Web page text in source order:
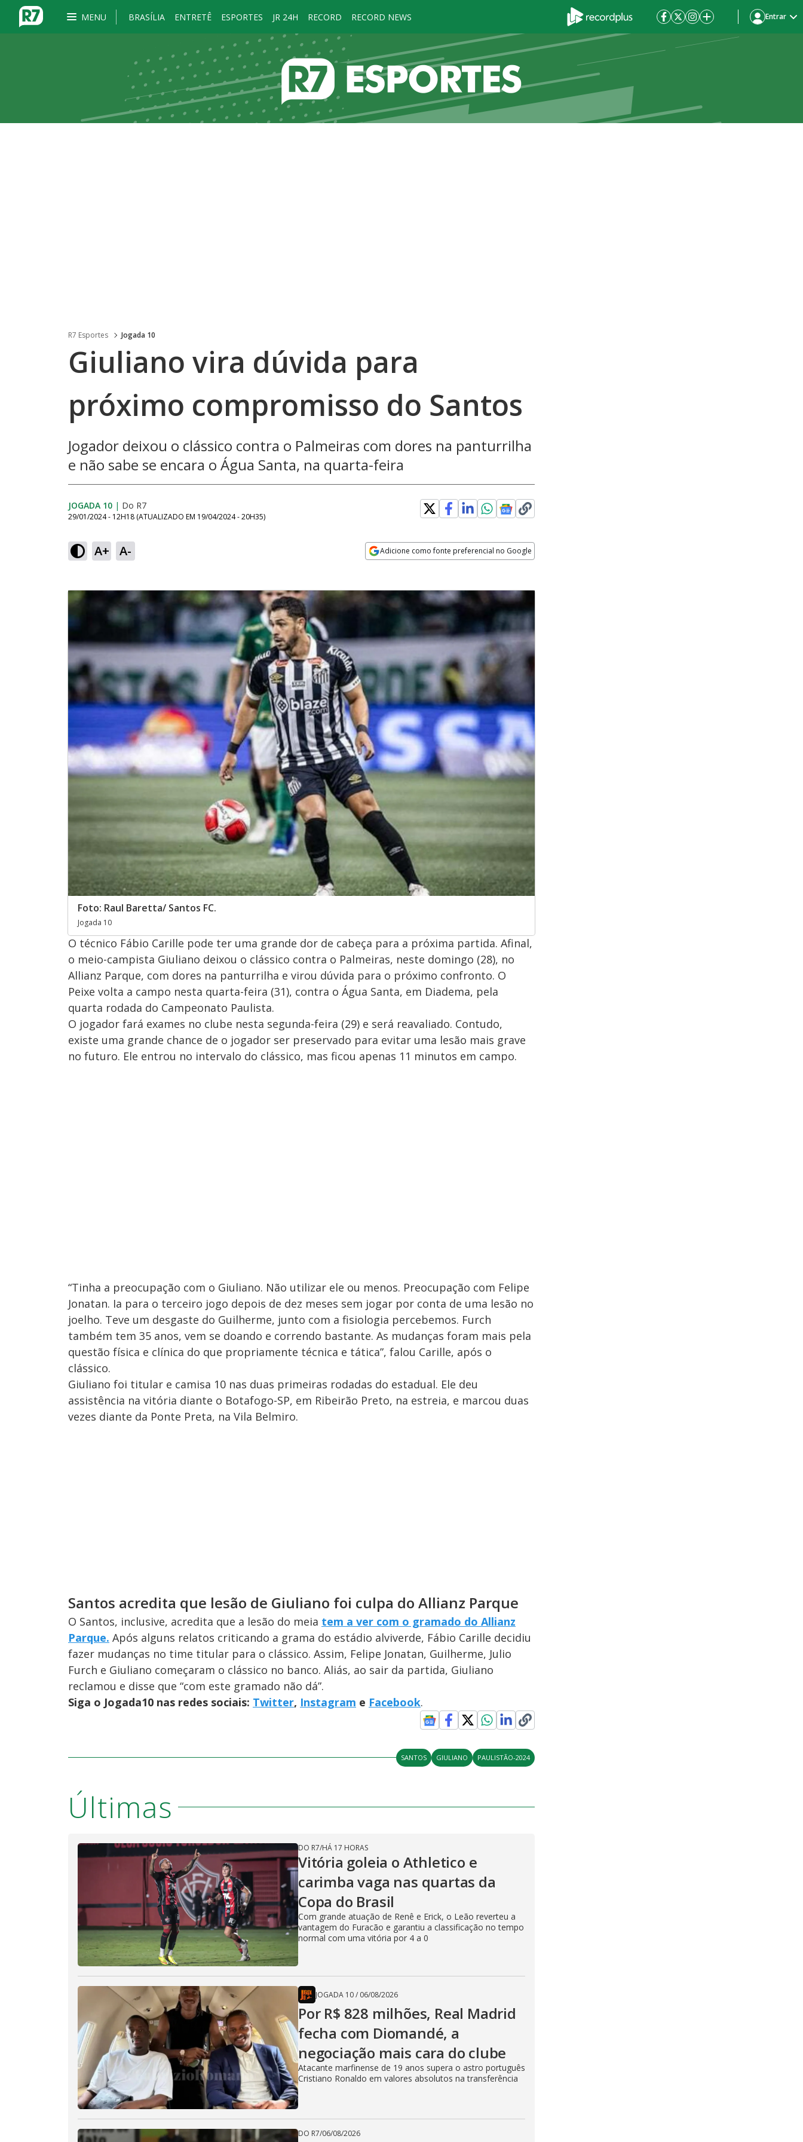
MENU BRASÍLIA ENTRETÊ ESPORTES JR 24H RECORD RECORD NEWS Entrar
R7 Esportes Jogada 10
Giuliano vira dúvida para
próximo compromisso do Santos
Jogador deixou o clássico contra o Palmeiras com dores na panturrilha
e não sabe se encara o Água Santa, na quarta-feira
JOGADA 10 | Do R7
29/01/2024 - 12H18 (ATUALIZADO EM 19/04/2024 - 20H35)
A+ A- Adicione como fonte preferencial no Google
Foto: Raul Baretta/ Santos FC.
Jogada 10
O técnico Fábio Carille pode ter uma grande dor de cabeça para a próxima partida. Afinal,
o meio-campista Giuliano deixou o clássico contra o Palmeiras, neste domingo (28), no
Allianz Parque, com dores na panturrilha e virou dúvida para o próximo confronto. O
Peixe volta a campo nesta quarta-feira (31), contra o Água Santa, em Diadema, pela
quarta rodada do Campeonato Paulista.
O jogador fará exames no clube nesta segunda-feira (29) e será reavaliado. Contudo,
existe uma grande chance de o jogador ser preservado para evitar uma lesão mais grave
no futuro. Ele entrou no intervalo do clássico, mas ficou apenas 11 minutos em campo.
“Tinha a preocupação com o Giuliano. Não utilizar ele ou menos. Preocupação com Felipe
Jonatan. Ia para o terceiro jogo depois de dez meses sem jogar por conta de uma lesão no
joelho. Teve um desgaste do Guilherme, junto com a fisiologia percebemos. Furch
também tem 35 anos, vem se doando e correndo bastante. As mudanças foram mais pela
questão física e clínica do que propriamente técnica e tática”, falou Carille, após o
clássico.
Giuliano foi titular e camisa 10 nas duas primeiras rodadas do estadual. Ele deu
assistência na vitória diante o Botafogo-SP, em Ribeirão Preto, na estreia, e marcou duas
vezes diante da Ponte Preta, na Vila Belmiro.
Santos acredita que lesão de Giuliano foi culpa do Allianz Parque
O Santos, inclusive, acredita que a lesão do meia tem a ver com o gramado do Allianz
Parque. Após alguns relatos criticando a grama do estádio alviverde, Fábio Carille decidiu
fazer mudanças no time titular para o clássico. Assim, Felipe Jonatan, Guilherme, Julio
Furch e Giuliano começaram o clássico no banco. Aliás, ao sair da partida, Giuliano
reclamou e disse que “com este gramado não dá”.
Siga o Jogada10 nas redes sociais: Twitter, Instagram e Facebook.
SANTOS GIULIANO PAULISTÃO-2024
Últimas
DO R7/HÁ 17 HORAS
Vitória goleia o Athletico e
carimba vaga nas quartas da
Copa do Brasil
Com grande atuação de Renê e Erick, o Leão reverteu a
vantagem do Furacão e garantiu a classificação no tempo
normal com uma vitória por 4 a 0
JOGADA 10/ 06/08/2026
Por R$ 828 milhões, Real Madrid
fecha com Diomandé, a
negociação mais cara do clube
Atacante marfinense de 19 anos supera o astro português
Cristiano Ronaldo em valores absolutos na transferência
DO R7/06/08/2026